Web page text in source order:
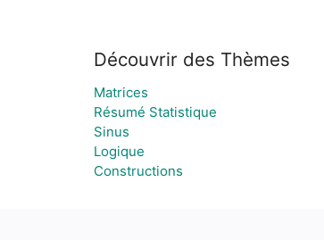
Découvrir des Thèmes
Matrices
Résumé Statistique
Sinus
Logique
Constructions